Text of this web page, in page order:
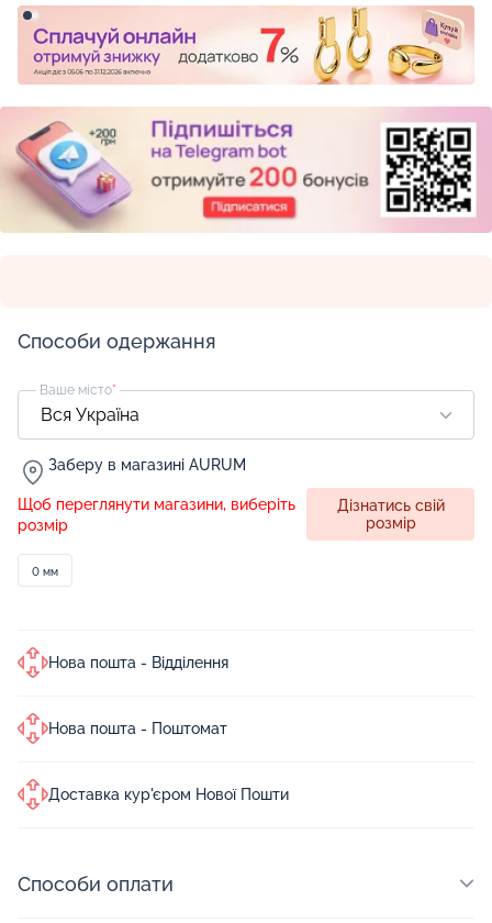
Способи одержання
Ваше місто*
Заберу в магазині AURUM
Щоб переглянути магазини, виберіть
розмір
Дізнатись свій
розмір
0 мм
Нова пошта - Відділення
Нова пошта - Поштомат
Доставка кур'єром Нової Пошти
Способи оплати